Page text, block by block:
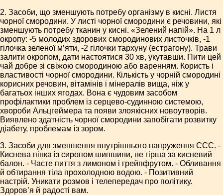
2. Засоби, що зменшують потребу організму в кисні. Листя
чорної смородини. У листі чорної смородини є речовини, які
зменшують потребу тканин у кисні. «Зелений напій». На 1 л
окропу: -5 молодих здорових смородинових листочків, -1
гілочка зеленої м’яти, -2 гілочки тархуну (естрагону). Трави
залити окропом, дати настоятися 30 хв, укутавши. Пити цей
чай добре зі свіжою смородиною або варенням. Користь і
властивості чорної смородини. Кількість у чорній смородині
корисних речовин, вітамінів і мінералів вища, ніж у
багатьох інших ягодах. Вона є чудовим засобом
профілактики проблем із серцево-судинною системою,
хвороби Альцгеймера та появи злоякісних новоутворів.
Виявлено здатність чорної смородини запобігати розвитку
діабету, проблемам із зором.
3. Засоби для зменшення внутрішнього напруження ССС. -
Киснева пінка із сиропом шипшини, не гірша за кисневий
балон. - Часте пиття з лимоном і грейпфрутом. - Обливання
й обтирання тіла прохолодною водою. - Позитивний
настрій. Уникати розмов і телепередач про політику.
Здоров’я й радості вам.